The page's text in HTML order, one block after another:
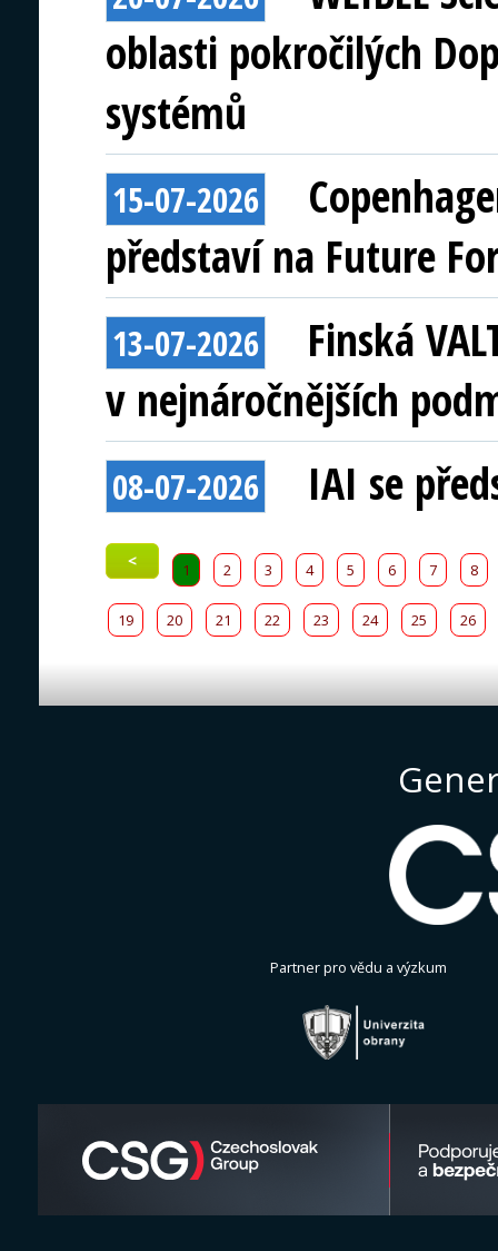
oblasti pokročilých
systémů
15-07-2026
představí na Future
13-07-2026
Finská
v nejnáročnějších
08-07-2026 IAI se
< 1 2 3 4 5 6 7 8
19 20 21 22 23 24 25 26
Partner pro vědu a výzkum